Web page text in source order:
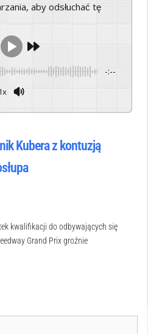
-:--
Kubera z kontuzją
kwalifikacji do odbywających się
Grand Prix groźnie